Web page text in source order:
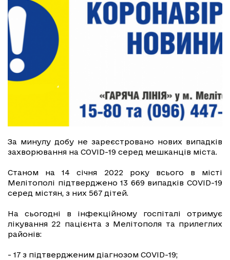
За минулу добу не зареєстровано нових випадків
захворювання на COVID-19 серед мешканців міста.
Станом на 14 січня 2022 року всього в місті
Мелітополі підтверджено 13 669 випадків СOVID-19
серед містян, з них 567 дітей.
На сьогодні в інфекційному госпіталі отримує
лікування 22 пацієнта з Мелітополя та прилеглих
районів:
- 17 з підтвердженим діагнозом COVID-19;